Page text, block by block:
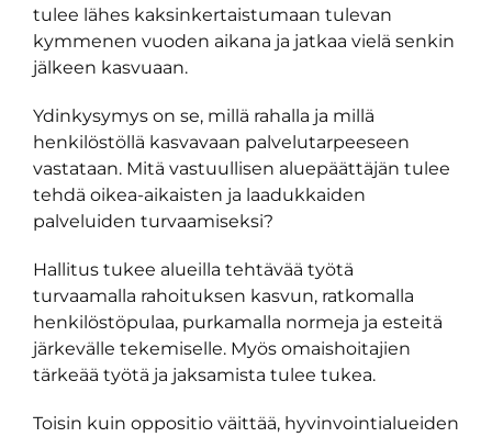
tulee lähes kaksinkertaistumaan tulevan
kymmenen vuoden aikana ja jatkaa vielä senkin
jälkeen kasvuaan.
Ydinkysymys on se, millä rahalla ja millä
henkilöstöllä kasvavaan palvelutarpeeseen
vastataan. Mitä vastuullisen aluepäättäjän tulee
tehdä oikea-aikaisten ja laadukkaiden
palveluiden turvaamiseksi?
Hallitus tukee alueilla tehtävää työtä
turvaamalla rahoituksen kasvun, ratkomalla
henkilöstöpulaa, purkamalla normeja ja esteitä
järkevälle tekemiselle. Myös omaishoitajien
tärkeää työtä ja jaksamista tulee tukea.
Toisin kuin oppositio väittää, hyvinvointialueiden